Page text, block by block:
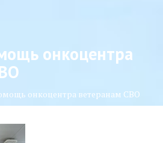
онкоцентра
онкоцентра ветеранам СВО